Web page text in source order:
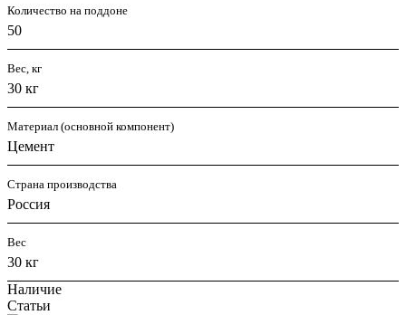
Количество на поддоне
50
Вес, кг
30 кг
Материал (основной компонент)
Цемент
Страна производства
Россия
Вес
30 кг
Наличие
Статьи